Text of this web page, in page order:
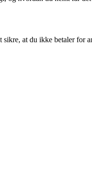
at du ikke betaler for